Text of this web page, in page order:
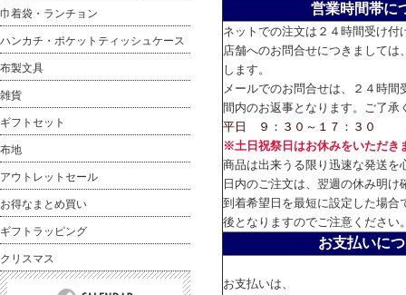
営業時間帯に
ネットでの注文は２４時間受け付
店舗へのお問合せにつきましては
します。
メールでのお問合せは、２４時間
間内のお返事となります。ご了承
平日 ９：３０～１７：３０
※土日祝祭日はお休みをいただき
商品は出来うる限り迅速な発送を
日内のご注文は、翌週の休み明け
到着希望日を最短に設定した場合
後となりますのでご注意ください
お支払いに
お支払いは、
巾着袋・ランチョン
ハンカチ・ポケットティッシュケース
布製文具
雑貨
ギフトセット
布地
アウトレットセール
お得なまとめ買い
ギフトラッピング
クリスマス